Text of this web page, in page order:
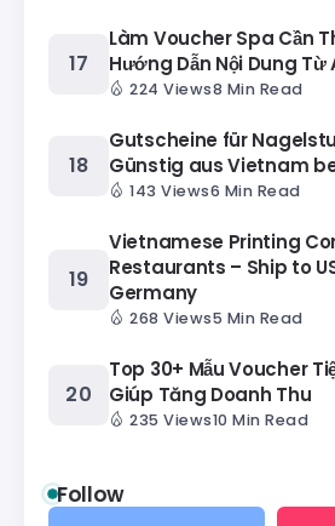
Làm Voucher Spa Cần
Hướng Dẫn Nội Dung Từ
224 Views8 Min Read
Gutscheine für
Günstig aus Vietnam
143 Views6 Min Read
Vietnamese Printing
Restaurants – Ship to
Germany
268 Views5 Min Read
Top 30+ Mẫu Voucher
Giúp Tăng Doanh Thu
235 Views10 Min Read
Follow